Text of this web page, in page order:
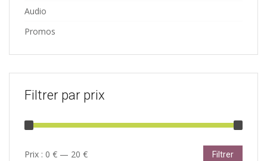
Audio
Promos
Filtrer par prix
Prix
Prix
Filtrer
Prix : 0 € — 20 €